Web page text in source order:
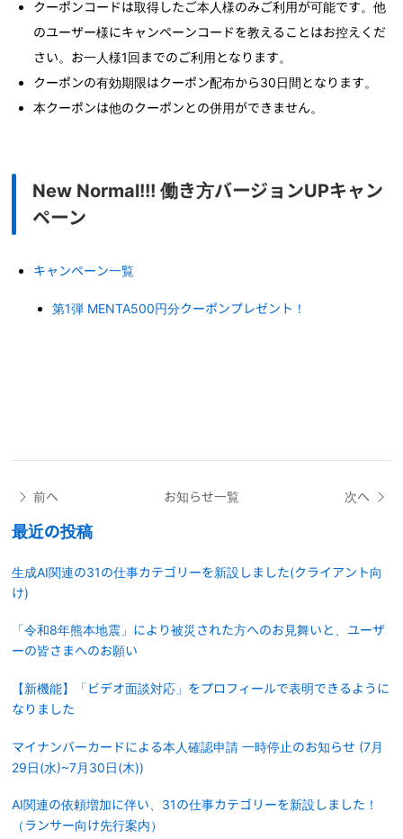
クーポンコードは取得したご本人様のみご利用が可能です。他
のユーザー様にキャンペーンコードを教えることはお控えくだ
さい。お一人様1回までのご利用となります。
クーポンの有効期限はクーポン配布から30日間となります。
本クーポンは他のクーポンとの併用ができません。
New Normal!!! 働き方バージョンUPキャン
ペーン
キャンペーン一覧
第1弾 MENTA500円分クーポンプレゼント！
前へ お知らせ一覧 次へ
最近の投稿
生成AI関連の31の仕事カテゴリーを新設しました(クライアント向
け)
「令和8年熊本地震」により被災された方へのお見舞いと、ユーザ
ーの皆さまへのお願い
【新機能】「ビデオ面談対応」をプロフィールで表明できるように
なりました
マイナンバーカードによる本人確認申請 一時停止のお知らせ (7月
29日(水)~7月30日(木))
AI関連の依頼増加に伴い、31の仕事カテゴリーを新設しました！
（ランサー向け先行案内）